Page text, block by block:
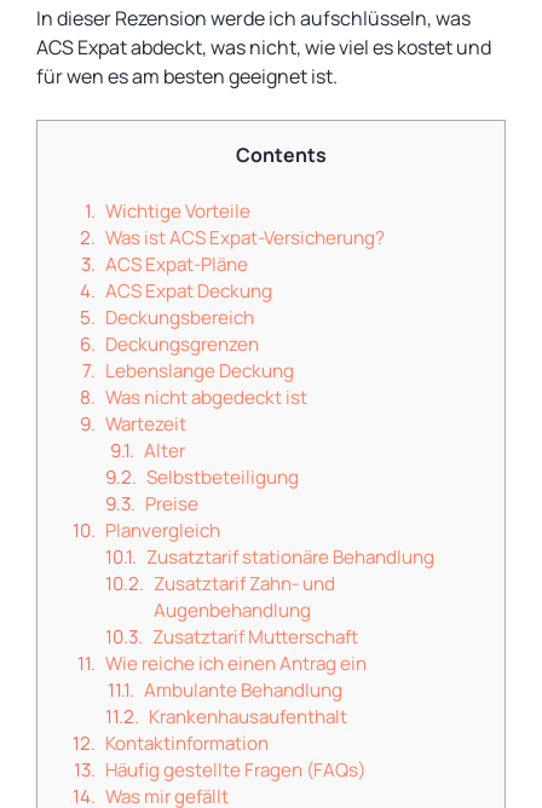
In dieser Rezension werde ich aufschlüsseln, was
ACS Expat abdeckt, was nicht, wie viel es kostet und
für wen es am besten geeignet ist.
Contents
Wichtige Vorteile
Was ist ACS Expat-Versicherung?
ACS Expat-Pläne
ACS Expat Deckung
Deckungsbereich
Deckungsgrenzen
Lebenslange Deckung
Was nicht abgedeckt ist
Wartezeit
Alter
Selbstbeteiligung
Preise
Planvergleich
Zusatztarif stationäre Behandlung
Zusatztarif Zahn- und
Augenbehandlung
Zusatztarif Mutterschaft
Wie reiche ich einen Antrag ein
Ambulante Behandlung
Krankenhausaufenthalt
Kontaktinformation
Häufig gestellte Fragen (FAQs)
Was mir gefällt